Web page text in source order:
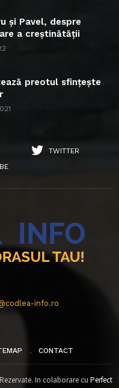
și Pavel, despre
a creștinătății
preotul sfințește
TWITTER
info.ro
CONTACT
In colaborare cu Perfect